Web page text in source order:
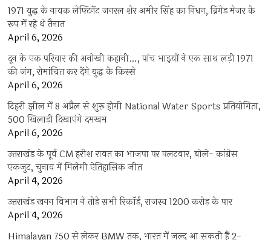
1971 युद्ध के नायक लेफ्टिनेंट जनरल शेर अमीर सिंह का निधन, ब्रिगेड मेजर के
रूप में रहे थे तैनात
April 6, 2026
दून के एक परिवार की अनोखी कहानी…, पांच भाइयों ने एक साथ लड़ी 1971
की जंग, रोमांचित कर देंगे युद्ध के किस्से
April 6, 2026
टिहरी झील में 8 अप्रैल से शुरू होगी National Water Sports प्रतियोगिता,
500 खिलाड़ी दिखाएंगे दमखम
April 6, 2026
उत्तराखंड के पूर्व CM हरीश रावत का भाजपा पर पलटवार, बोले- कांग्रेस
एकजुट, चुनाव में मिलेगी ऐतिहासिक जीत
April 4, 2026
उत्तराखंड खनन विभाग ने तोड़े सभी रिकॉर्ड, राजस्व 1200 करोड़ के पार
April 4, 2026
Himalayan 750 से लेकर BMW तक, भारत में जल्द आ सकती हैं 2-